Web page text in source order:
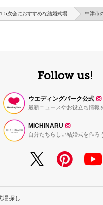
次会におすすめな結婚式場 中津市
ウエディングパーク公式
最新ニュースやお役立ち情報
MICHINARU
自分たちらしい結婚式を作ろ
場探し